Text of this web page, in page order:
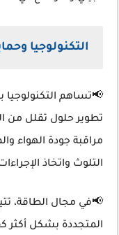
التكنولوجيا
📢تساهم التكنولوجيا
تطوير حلول تقلل من
مراقبة جودة الهواء
التلوث واتخاذ
📢في مجال الطاقة،
المتجددة بشكل أكثر